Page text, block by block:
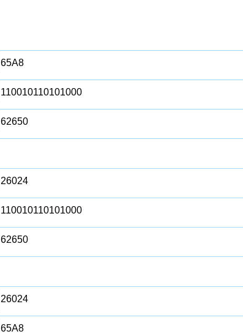
65A8
110010110101000
62650
26024
110010110101000
62650
26024
65A8